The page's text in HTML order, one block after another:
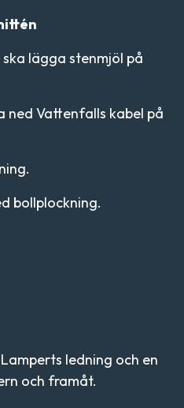
ska lägga stenmjöl på
ned Vattenfalls kabel på
bollplockning.
ledning och en
och framåt.